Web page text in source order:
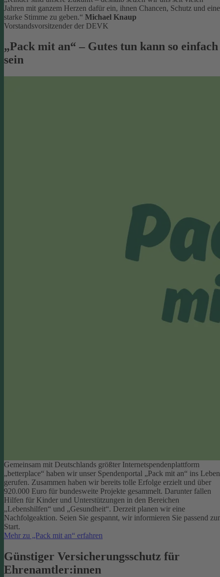
Jahren mit ganzem Herzen dafür ein, ihnen Chancen, Schutz und eine
starke Stimme zu geben.“ Michael Knaup
Vorstandsvorsitzender der DEVK
„Pack mit an“ – Gutes tun kann so einfach
sein
Gemeinsam mit Deutschlands größter Internetspendenplattform
„betterplace“ haben wir unser Spendenportal „Pack mit an“ ins Leben
gerufen. Zusammen haben wir bereits tolle Erfolge erzielt und über
920.000 Euro für bundesweite Projekte gesammelt. Darunter fallen
Hilfen für Kinder und Unterstützungen in den Bereichen
„Lebenshilfen“ und „Gesundheit“. Derzeit planen wir eine
Nachfolgeaktion. Seien Sie gespannt, wir informieren Sie passend
Start.
Mehr zu „Pack mit an“ erfahren
Günstiger Versicherungsschutz für
Ehrenamtler:innen